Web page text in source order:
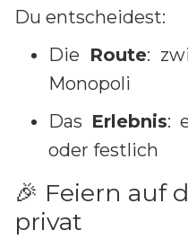
Du entscheidest:
Die Route:
Monopoli
Das Erlebnis:
oder festlich
🎉 Feiern auf
privat